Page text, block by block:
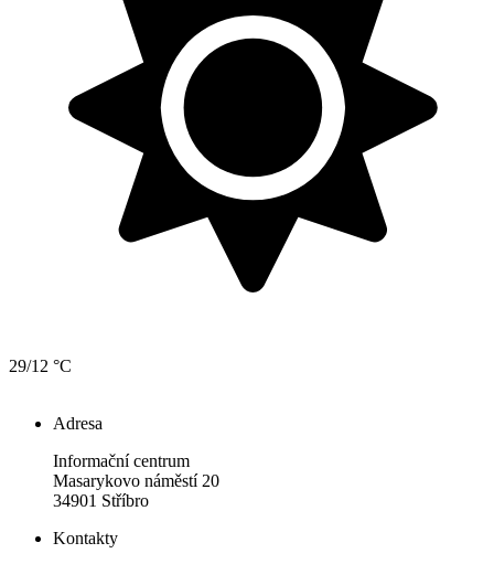
29/12 °C
Adresa
Informační centrum
Masarykovo náměstí 20
34901 Stříbro
Kontakty